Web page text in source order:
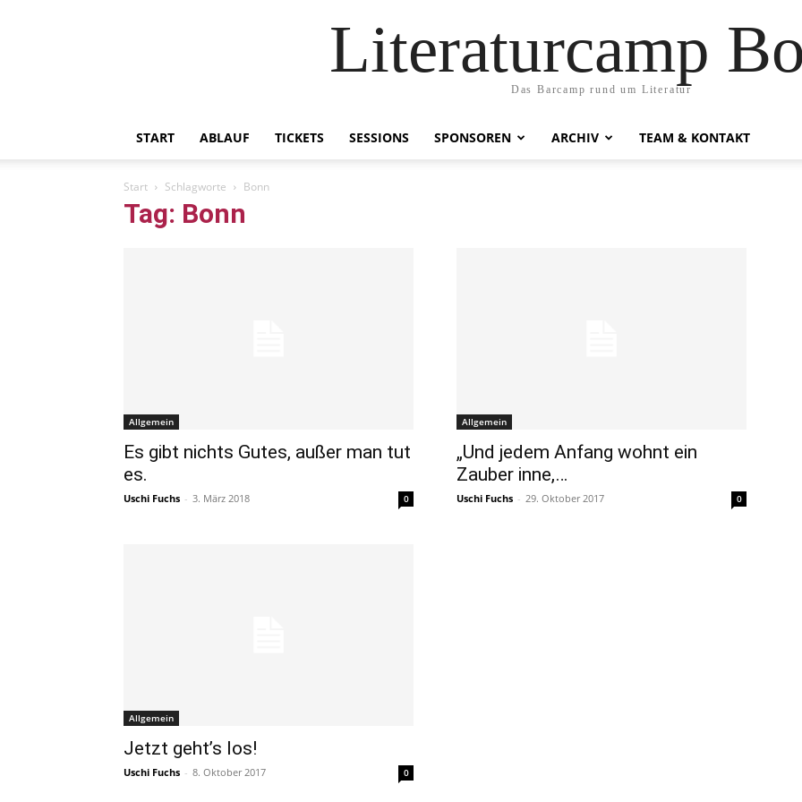
Literaturcamp
Das Barcamp rund um Literatur
START ABLAUF TICKETS SESSIONS SPONSOREN ARCHIV TEAM & KONTAKT
Start Schlagworte Bonn
Tag: Bonn
Allgemein
Es gibt nichts Gutes, außer man tut
es.
Uschi Fuchs - 3. März 2018 0
Allgemein
„Und jedem Anfang wohnt ein
Zauber inne,…
Uschi Fuchs - 29. Oktober 2017 0
Allgemein
Jetzt geht’s los!
Uschi Fuchs - 8. Oktober 2017 0